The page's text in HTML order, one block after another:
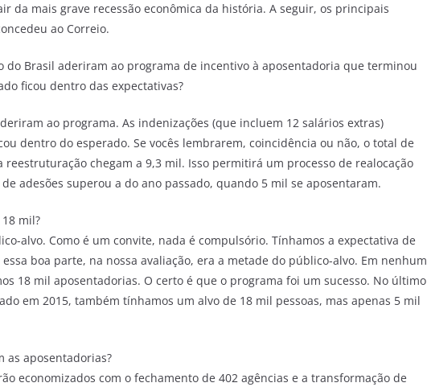
da mais grave recessão econômica da história. A seguir, os principais
ao Correio.
do Brasil aderiram ao programa de incentivo à aposentadoria que terminou
ficou dentro das expectativas?
ao programa. As indenizações (que incluem 12 salários extras)
dentro do esperado. Se vocês lembrarem, coincidência ou não, o total de
reestruturação chegam a 9,3 mil. Isso permitirá um processo de realocação
adesões superou a do ano passado, quando 5 mil se aposentaram.
mil?
alvo. Como é um convite, nada é compulsório. Tínhamos a expectativa de
boa parte, na nossa avaliação, era a metade do público-alvo. Em nenhum
18 mil aposentadorias. O certo é que o programa foi um sucesso. No último
em 2015, também tínhamos um alvo de 18 mil pessoas, mas apenas 5 mil
as aposentadorias?
economizados com o fechamento de 402 agências e a transformação de